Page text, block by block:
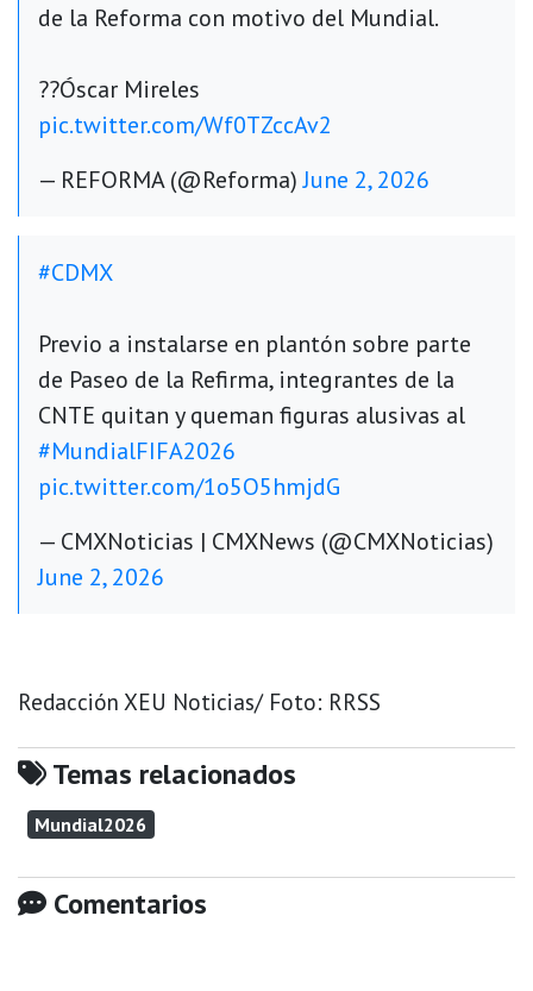
de la Reforma con motivo del Mundial.
??Óscar Mireles
pic.twitter.com/Wf0TZccAv2
— REFORMA (@Reforma)June 2, 2026
#CDMX
Previo a instalarse en plantón sobre parte
de Paseo de la Refirma, integrantes de la
CNTE quitan y queman figuras alusivas al
#MundialFIFA2026
pic.twitter.com/1o5O5hmjdG
— CMXNoticias | CMXNews (@CMXNoticias)
June 2, 2026
Redacción XEU Noticias/ Foto: RRSS
Temas relacionados
Mundial2026
Comentarios